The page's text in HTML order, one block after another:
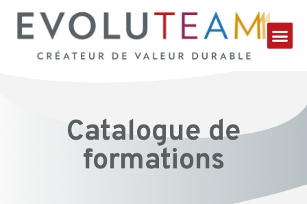
Catalogue de
formations